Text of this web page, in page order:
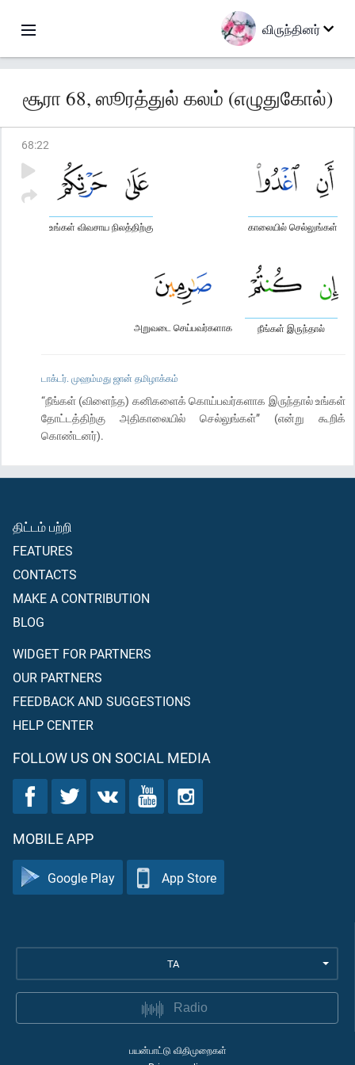
விருந்தினர்
சூரா 68, ஸூரத்துல் கலம் (எழுதுகோல்)
68:22
காலையில் செல்லுங்கள்
உங்கள் விவசாய நிலத்திற்கு
நீங்கள் இருந்தால்
அறுவடை செய்பவர்களாக
டாக்டர். முஹம்மது ஜான் தமிழாக்கம்
“நீங்கள் (விளைந்த) கனிகளைக் கொய்பவர்களாக இருந்தால் உங்கள்
தோட்டத்திற்கு அதிகாலையில் செல்லுங்கள்” (என்று கூறிக்
கொண்டனர்).
திட்டம் பற்றி
FEATURES
CONTACTS
MAKE A CONTRIBUTION
BLOG
WIDGET FOR PARTNERS
OUR PARTNERS
FEEDBACK AND SUGGESTIONS
HELP CENTER
FOLLOW US ON SOCIAL MEDIA
MOBILE APP
Google Play App Store
TA
Radio
பயன்பாட்டு விதிமுறைகள்